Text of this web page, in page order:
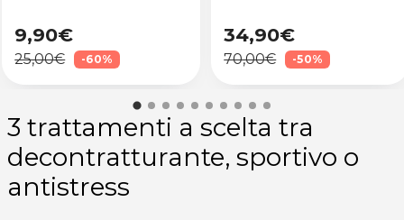
9,90€
25,00€ -60%
34,90€
70,00€ -50%
3 trattamenti a scelta tra
decontratturante, sportivo o
antistress